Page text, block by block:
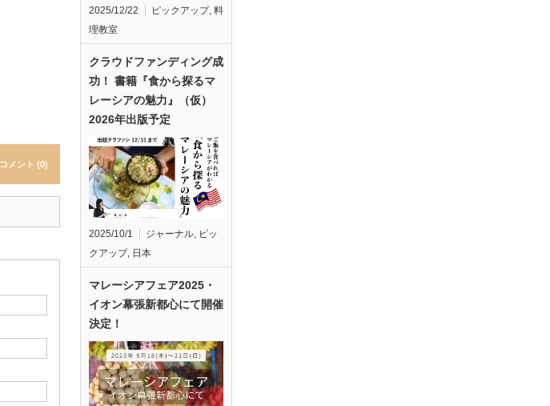
コメント (0)
2025/12/22 ピックアップ, 料
理教室
クラウドファンディング成
功！ 書籍『食から探るマ
レーシアの魅力』（仮）
2026年出版予定
2025/10/1 ジャーナル, ピッ
クアップ, 日本
マレーシアフェア2025・
イオン幕張新都心にて開催
決定！